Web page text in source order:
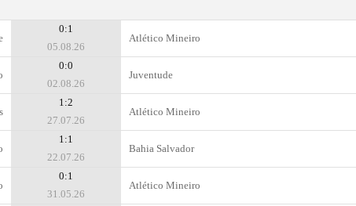
0:1
05.08.26
Atlético Mineiro
0:0
02.08.26
Juventude
1:2
27.07.26
Atlético Mineiro
1:1
22.07.26
Bahia Salvador
0:1
31.05.26
Atlético Mineiro